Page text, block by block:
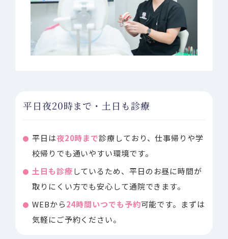
平日夜20時まで・土日も診療
平日は夜20時まで診療しており、仕事帰りや学
校帰りでも通いやすい環境です。
土日も診療しているため、平日のお昼に時間が
取りにくい方でも安心して通院できます。
WEBから24時間いつでも予約可能です。まずは
気軽にご予約ください。